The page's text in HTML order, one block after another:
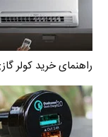
راهنمای خرید کولر